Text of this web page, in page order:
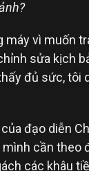
máy vì muốn
sửa kịch
đủ sức, tôi
đạo diễn
cần theo
các khâu